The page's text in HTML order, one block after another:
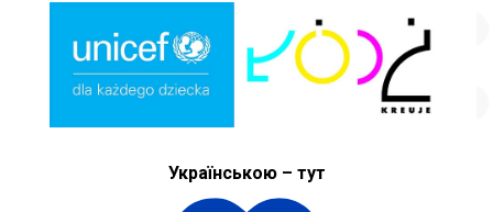
Українською – тут